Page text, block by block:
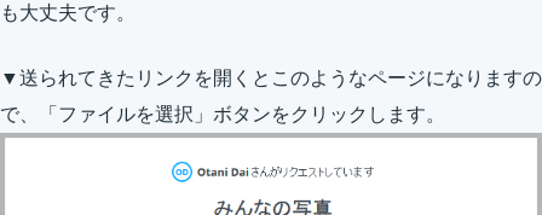
も大丈夫です。
▼送られてきたリンクを開くとこのようなページになりますの
で、「ファイルを選択」ボタンをクリックします。